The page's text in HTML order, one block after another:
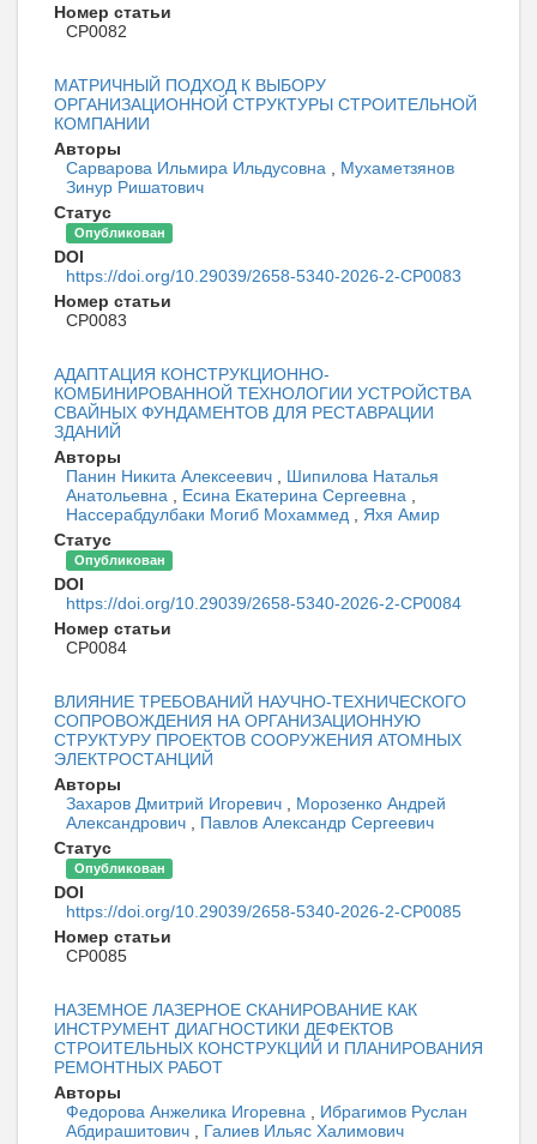
Номер статьи
CP0082
МАТРИЧНЫЙ ПОДХОД К ВЫБОРУ
ОРГАНИЗАЦИОННОЙ СТРУКТУРЫ СТРОИТЕЛЬНОЙ
КОМПАНИИ
Авторы
Сарварова Ильмира Ильдусовна
Мухаметзянов
Зинур Ришатович
Статус
Опубликован
DOI
https://doi.org/10.29039/2658-5340-2026-2-CP0083
Номер статьи
CP0083
АДАПТАЦИЯ КОНСТРУКЦИОННО-
КОМБИНИРОВАННОЙ ТЕХНОЛОГИИ УСТРОЙСТВА
СВАЙНЫХ ФУНДАМЕНТОВ ДЛЯ РЕСТАВРАЦИИ
ЗДАНИЙ
Авторы
Панин Никита Алексеевич
Шипилова Наталья
Анатольевна
Есина Екатерина Сергеевна
Нассерабдулбаки Могиб Мохаммед
Яхя Амир
Статус
Опубликован
DOI
https://doi.org/10.29039/2658-5340-2026-2-CP0084
Номер статьи
CP0084
ВЛИЯНИЕ ТРЕБОВАНИЙ НАУЧНО-ТЕХНИЧЕСКОГО
СОПРОВОЖДЕНИЯ НА ОРГАНИЗАЦИОННУЮ
СТРУКТУРУ ПРОЕКТОВ СООРУЖЕНИЯ АТОМНЫХ
ЭЛЕКТРОСТАНЦИЙ
Авторы
Захаров Дмитрий Игоревич
Морозенко Андрей
Александрович
Павлов Александр Сергеевич
Статус
Опубликован
DOI
https://doi.org/10.29039/2658-5340-2026-2-CP0085
Номер статьи
CP0085
НАЗЕМНОЕ ЛАЗЕРНОЕ СКАНИРОВАНИЕ КАК
ИНСТРУМЕНТ ДИАГНОСТИКИ ДЕФЕКТОВ
СТРОИТЕЛЬНЫХ КОНСТРУКЦИЙ И ПЛАНИРОВАНИЯ
РЕМОНТНЫХ РАБОТ
Авторы
Федорова Анжелика Игоревна
Ибрагимов Руслан
Абдирашитович
Галиев Ильяс Халимович